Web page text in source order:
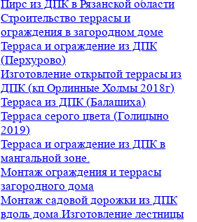
Пирс из ДПК в Рязанской области
Строительство террасы и
ограждения в загородном доме
Терраса и ограждение из ДПК
(Перхурово)
Изготовление открытой террасы из
ДПК (кп Орлинные Холмы 2018г)
Терраса из ДПК (Балашиха)
Терраса серого цвета (Голицыно
2019)
Терраса и ограждение из ДПК в
мангальной зоне.
Монтаж ограждения и террасы
загородного дома
Монтаж садовой дорожки из ДПК
вдоль дома.Изготовление лестницы